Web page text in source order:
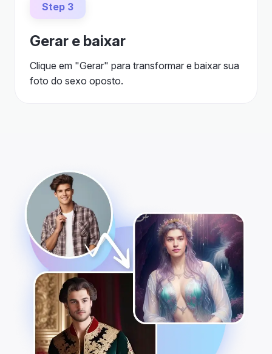
Step 3
Gerar e baixar
Clique em "Gerar" para transformar e baixar sua
foto do sexo oposto.